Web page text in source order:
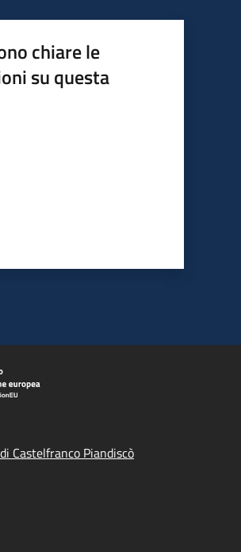
chiare le
su questa
Castelfranco Piandiscò